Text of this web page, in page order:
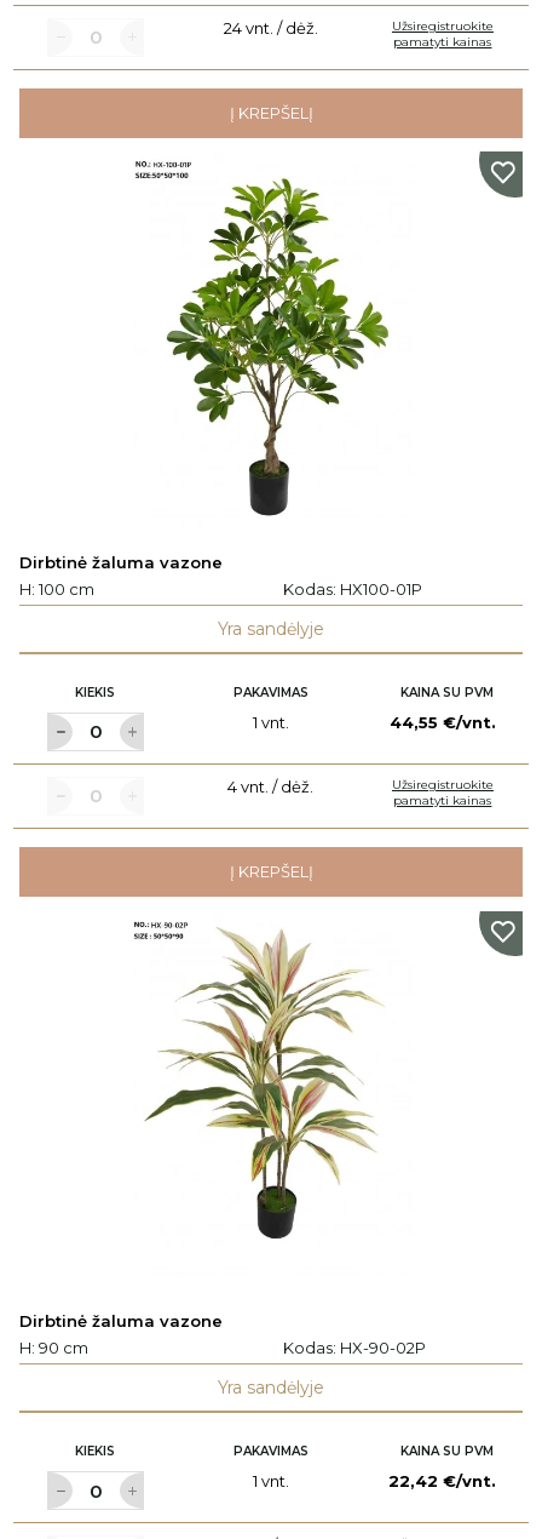
24 vnt. / dėž.
Užsiregistruokite
pamatyti kainas
Į KREPŠELĮ
Dirbtinė žaluma vazone
H: 100 cm
Kodas: HX100-01P
Yra sandėlyje
KIEKIS PAKAVIMAS KAINA SU PVM
1 vnt. 44,55 €/vnt.
4 vnt. / dėž.
Užsiregistruokite
pamatyti kainas
Į KREPŠELĮ
Dirbtinė žaluma vazone
H: 90 cm
Kodas: HX-90-02P
Yra sandėlyje
KIEKIS PAKAVIMAS KAINA SU PVM
1 vnt. 22,42 €/vnt.